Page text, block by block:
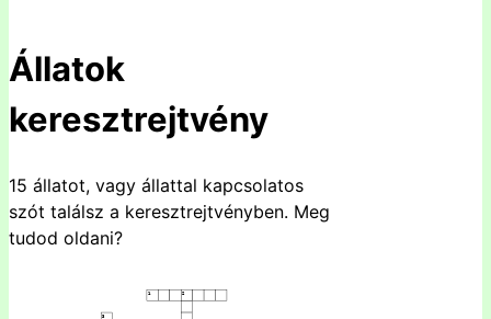
Állatok
keresztrejtvény
15 állatot, vagy állattal kapcsolatos
szót találsz a keresztrejtvényben. Meg
tudod oldani?